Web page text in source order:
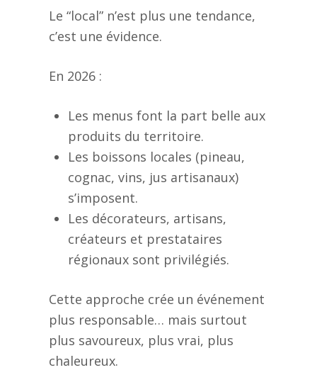
Le “local” n’est plus une tendance,
c’est une évidence.
En 2026 :
Les menus font la part belle aux
produits du territoire.
Les boissons locales (pineau,
cognac, vins, jus artisanaux)
s’imposent.
Les décorateurs, artisans,
créateurs et prestataires
régionaux sont privilégiés.
Cette approche crée un événement
plus responsable… mais surtout
plus savoureux, plus vrai, plus
chaleureux.